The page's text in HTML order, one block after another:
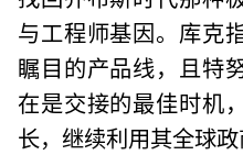
与工程师基因。库克
瞩目的产品线，且特
在是交接的最佳时机
长，继续利用其全球政